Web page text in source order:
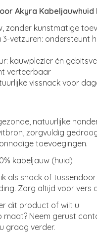
Akyra Kabeljauwhuid
zonder kunstmatige
3-vetzuren: ondersteunt
kauwplezier én
verteerbaar
vissnack voor
natuurlijke
zorgvuldig
toevoegingen.
kabeljauw (huid)
als snack of
Zorg altijd voor vers
dit product of wilt u
maat? Neem gerust
graag verder.